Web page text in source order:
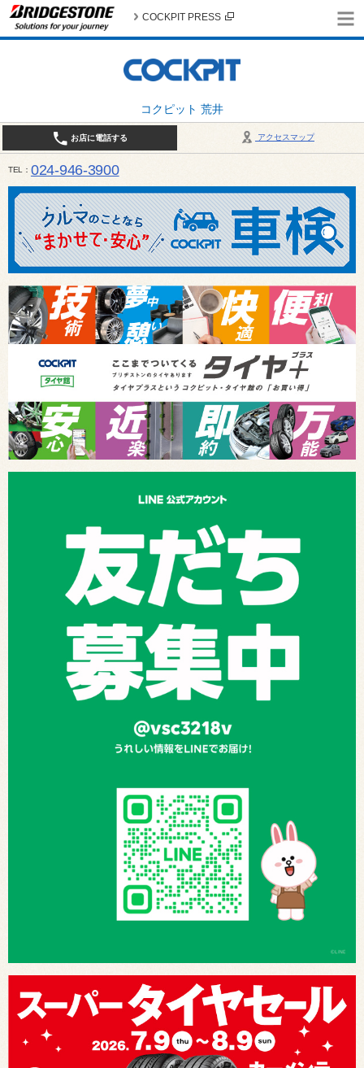
コクピット 荒井
COCKPIT PRESS
アクセスマップ
お店に電話する
TEL 024-946-3900
平日 9:30～19:00 日・祝日 9:30～18:00 / 定休日：毎週火曜日・繁忙期（4月・12月）を除
ご確認ください。